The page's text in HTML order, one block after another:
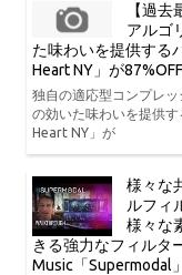
【過
アルゴ
た味わいを提供する
Heart NY」が
独自の適応型コンプレ
の効いた味わいを提供
Heart NY」が
様々な
ルフィ
様々な
きる強力なフィルタ
Music「Supermodal